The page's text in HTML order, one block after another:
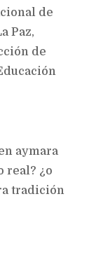
de
Paz,
de
aymara
real? ¿o
tradición